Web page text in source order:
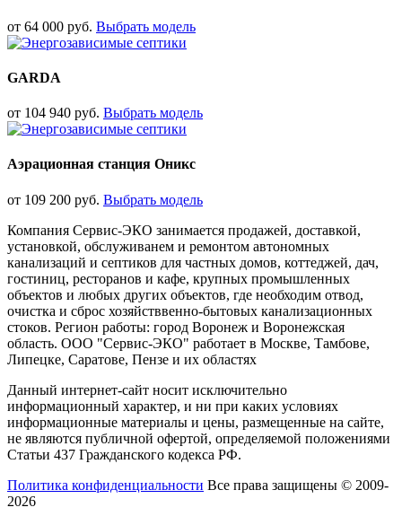
от 64 000 руб. Выбрать модель
GARDA
от 104 940 руб. Выбрать модель
Аэрационная станция Оникс
от 109 200 руб. Выбрать модель
Компания Сервис-ЭКО занимается продажей, доставкой,
установкой, обслуживанем и ремонтом автономных
канализаций и септиков для частных домов, коттеджей, дач,
гостиниц, ресторанов и кафе, крупных промышленных
объектов и любых других объектов, где необходим отвод,
очистка и сброс хозяйстввенно-бытовых канализационных
стоков. Регион работы: город Воронеж и Воронежская
область. ООО "Сервис-ЭКО" работает в Москве, Тамбове,
Липецке, Саратове, Пензе и их областях
Данный интернет-сайт носит исключительно
информационный характер, и ни при каких условиях
информационные материалы и цены, размещенные на сайте,
не являются публичной офертой, определяемой положениями
Статьи 437 Гражданского кодекса РФ.
Политика конфиденциальности Все права защищены © 2009-
2026